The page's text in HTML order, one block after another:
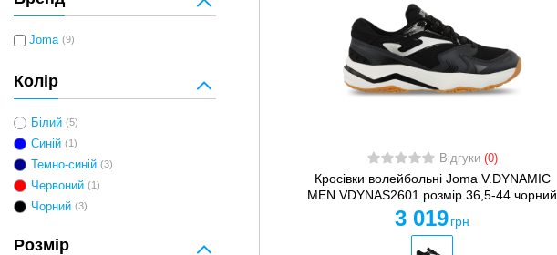
Joma (9)
Колір
Білий (5)
Синій (1)
Темно-синій (3)
Червоний (1)
Чорний (3)
Розмір
Відгуки (0)
Кросівки волейбольні Joma V.DYNAMIC
MEN VDYNAS2601 розмір 36,5-44 чорний
3 019 грн